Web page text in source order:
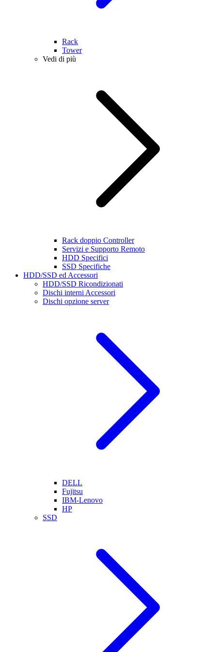
Rack
Tower
Vedi di più
Rack doppio Controller
Servizi e Supporto Remoto
HDD Specifici
SSD Specifiche
HDD/SSD ed Accessori
HDD/SSD Ricondizionati
Dischi interni Accessori
Dischi opzione server
DELL
Fujitsu
IBM-Lenovo
HP
SSD